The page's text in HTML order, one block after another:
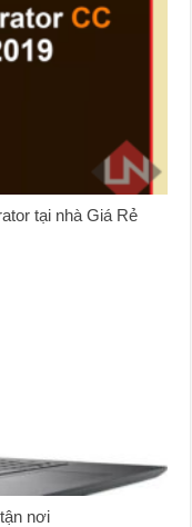
tại nhà Giá Rẻ
nơi